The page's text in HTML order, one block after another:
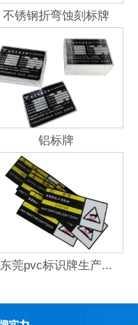
不锈钢折弯蚀刻标牌
铝标牌
东莞pvc标识牌生产...